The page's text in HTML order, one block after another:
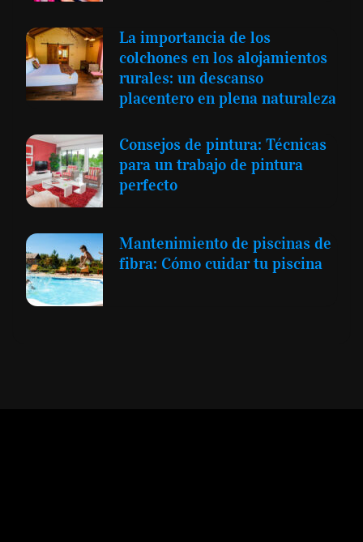
La importancia de los
colchones en los alojamientos
rurales: un descanso
placentero en plena naturaleza
Consejos de pintura: Técnicas
para un trabajo de pintura
perfecto
Mantenimiento de piscinas de
fibra: Cómo cuidar tu piscina